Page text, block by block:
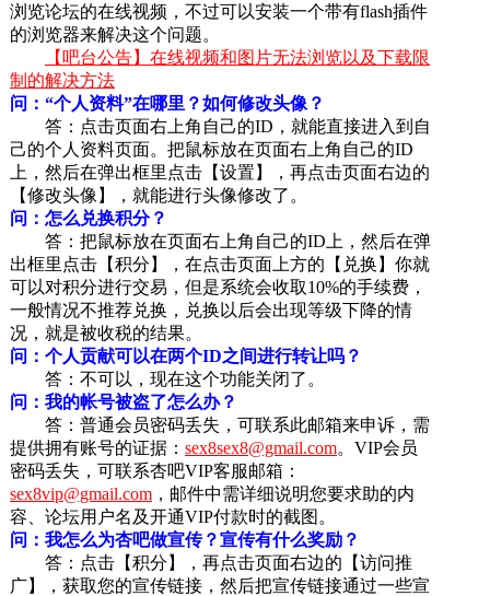
浏览论坛的在线视频，不过可以安装一个带有flash插件
的浏览器来解决这个问题。
【吧台公告】在线视频和图片无法浏览以及下载限
制的解决方法
问：“个人资料”在哪里？如何修改头像？
答：点击页面右上角自己的ID，就能直接进入到自
己的个人资料页面。把鼠标放在页面右上角自己的ID
上，然后在弹出框里点击【设置】，再点击页面右边的
【修改头像】，就能进行头像修改了。
问：怎么兑换积分？
答：把鼠标放在页面右上角自己的ID上，然后在弹
出框里点击【积分】，在点击页面上方的【兑换】你就
可以对积分进行交易，但是系统会收取10%的手续费，
一般情况不推荐兑换，兑换以后会出现等级下降的情
况，就是被收税的结果。
问：个人贡献可以在两个ID之间进行转让吗？
答：不可以，现在这个功能关闭了。
问：我的帐号被盗了怎么办？
答：普通会员密码丢失，可联系此邮箱来申诉，需
提供拥有账号的证据： sex8sex8@gmail.com。VIP会员
密码丢失，可联系杏吧VIP客服邮箱：
sex8vip@gmail.com ，邮件中需详细说明您要求助的内
容、论坛用户名及开通VIP付款时的截图。
问：我怎么为杏吧做宣传？宣传有什么奖励？
答：点击【积分】，再点击页面右边的【访问推
广】，获取您的宣传链接，然后把宣传链接通过一些宣